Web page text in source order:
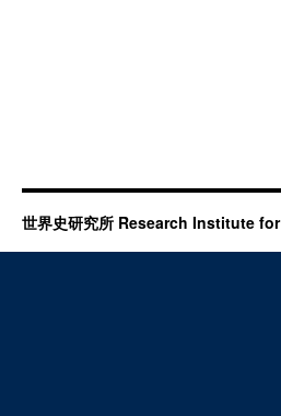
世界史研究所 Research Institute